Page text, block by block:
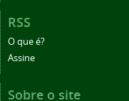
RSS
O que é?
Assine
Sobre o site